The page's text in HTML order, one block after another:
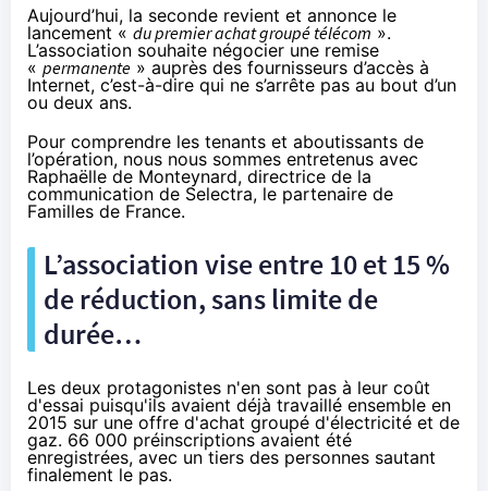
Aujourd’hui, la seconde revient et annonce le
lancement « du premier achat groupé télécom ».
L’association souhaite négocier une remise
« permanente » auprès des fournisseurs d’accès à
Internet, c’est-à-dire qui ne s’arrête pas au bout d’un
ou deux ans.
Pour comprendre les tenants et aboutissants de
l’opération, nous nous sommes entretenus avec
Raphaëlle de Monteynard, directrice de la
communication de Selectra, le partenaire de
Familles de France.
L’association vise entre 10 et 15 %
de réduction, sans limite de
durée…
Les deux protagonistes n'en sont pas à leur coût
d'essai puisqu'ils avaient déjà travaillé ensemble en
2015 sur une offre d'achat groupé d'électricité et de
gaz. 66 000 préinscriptions avaient été
enregistrées, avec un tiers des personnes sautant
finalement le pas.